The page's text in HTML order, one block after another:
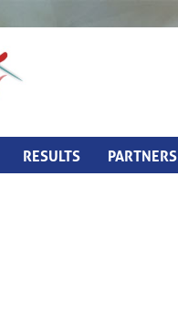
RESULTS PARTNERS